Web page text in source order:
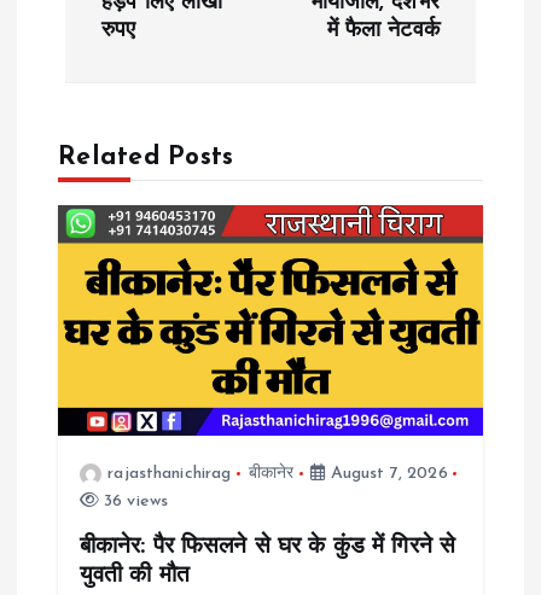
n
a
v
a
रुपए
में फैला नेटवर्क
Related Posts
rajasthanichirag बीकानेर
August 7, 2026
36 views
बीकानेर: पैर फिसलने से घर के कुंड में गिरने से
युवती की मौत